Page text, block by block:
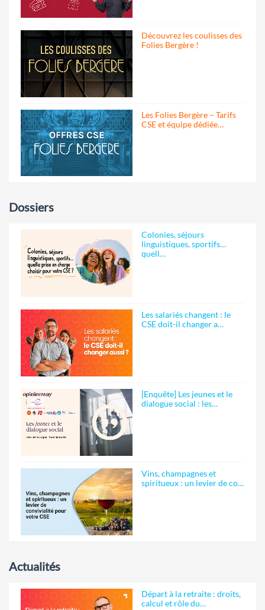
Découvrez les coulisses des
Folies Bergère !
Les Folies Bergère – Tarifs
CSE et équipe dédiée…
Dossiers
Colonies, séjours
linguistiques, sportifs…
quell…
Les salariés changent : le
CSE doit-il changer a…
[Enquête] Les jeunes et le
dialogue social : les…
Vins, champagnes et
spiritueux : un levier de co…
Actualités
Départ à la retraite : droits,
calcul et rôle du…